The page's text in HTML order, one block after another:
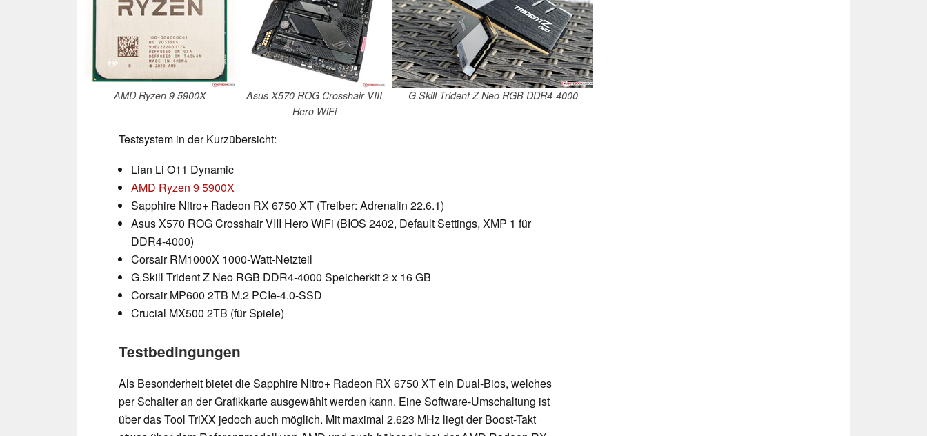
AMD Ryzen 9 5900X
Asus X570 ROG Crosshair VIII
Hero WiFi
G.Skill Trident Z Neo RGB DDR4-4000
Testsystem in der Kurzübersicht:
Lian Li O11 Dynamic
AMD Ryzen 9 5900X
Sapphire Nitro+ Radeon RX 6750 XT (Treiber: Adrenalin 22.6.1)
Asus X570 ROG Crosshair VIII Hero WiFi (BIOS 2402, Default Settings, XMP 1 für
DDR4-4000)
Corsair RM1000X 1000-Watt-Netzteil
G.Skill Trident Z Neo RGB DDR4-4000 Speicherkit 2 x 16 GB
Corsair MP600 2TB M.2 PCIe-4.0-SSD
Crucial MX500 2TB (für Spiele)
Testbedingungen
Als Besonderheit bietet die Sapphire Nitro+ Radeon RX 6750 XT ein Dual-Bios, welches
per Schalter an der Grafikkarte ausgewählt werden kann. Eine Software-Umschaltung ist
über das Tool TriXX jedoch auch möglich. Mit maximal 2.623 MHz liegt der Boost-Takt